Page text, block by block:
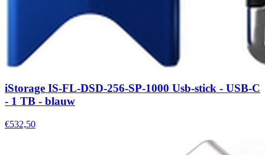
iStorage IS-FL-DSD-256-SP-1000 Usb-stick - USB-C
- 1 TB - blauw
€532,50